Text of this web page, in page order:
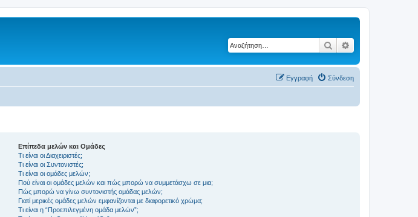
Αναζήτηση
Σύνδεση
Εγγραφή
Επίπεδα μελών και Ομάδες
Τι είναι οι Διαχειριστές;
Τι είναι οι Συντονιστές;
Τι είναι οι ομάδες μελών;
Πού είναι οι ομάδες μελών και πώς μπορώ να συμμετάσχω σε μια;
Πώς μπορώ να γίνω συντονιστής ομάδας μελών;
Γιατί μερικές ομάδες μελών εμφανίζονται με διαφορετικό χρώμα;
Τι είναι η “Προεπιλεγμένη ομάδα μελών”;